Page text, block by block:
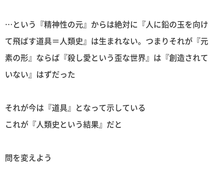
…という『精神性の元』からは絶対に『人に鉛の玉を向け
て飛ばす道具＝人類史』は生まれない。つまりそれが『元
素の形』ならば『殺し愛という歪な世界』は『創造されて
いない』はずだった
それが今は『道具』となって示している
これが『人類史という結果』だと
問を変えよう